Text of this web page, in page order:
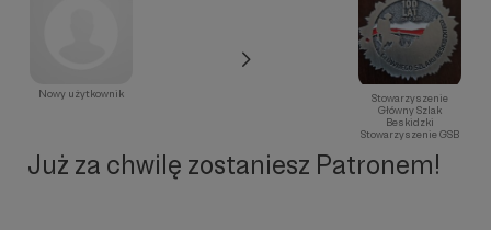
Nowy użytkownik
Stowarzyszenie
Główny Szlak
Beskidzki
Stowarzyszenie GSB
Już za chwilę zostaniesz Patronem!